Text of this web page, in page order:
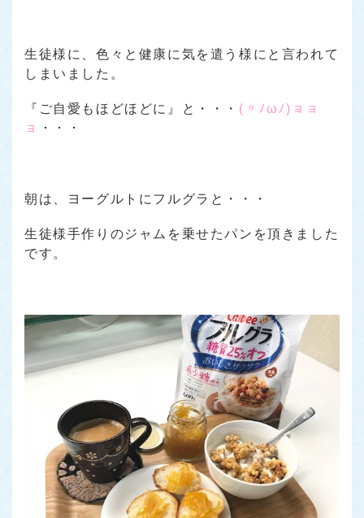
生徒様に、色々と健康に気を遣う様にと言われて
しまいました。
『ご自愛もほどほどに』 と・・・ (〃ﾉωﾉ)ョョ
ョ
・・・
朝は、ヨーグルトにフルグラと・・・
生徒様手作りのジャムを乗せたパンを頂きました
です。